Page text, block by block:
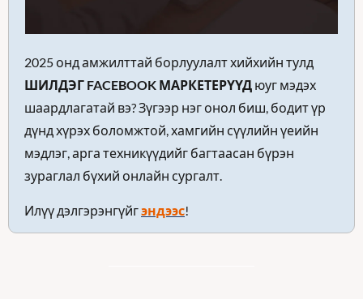
ШИЛДЭГ FACEBOOK МАРКЕТЕРҮҮД юуг мэдэх
шаардлагатай вэ? Зүгээр нэг онол биш, бодит үр
дүнд хүрэх боломжтой, хамгийн сүүлийн үеийн
мэдлэг, арга техникүүдийг багтаасан бүрэн
зураглал бүхий онлайн сургалт.
Илүү дэлгэрэнгүйг эндээс!